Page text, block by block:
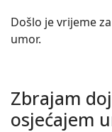
Došlo je vrijeme
umor.
Zbrajam
osjećajem